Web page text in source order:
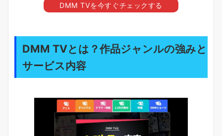
DMM TVを今すぐチェックする
DMM TVとは？作品ジャンルの強みと
サービス内容